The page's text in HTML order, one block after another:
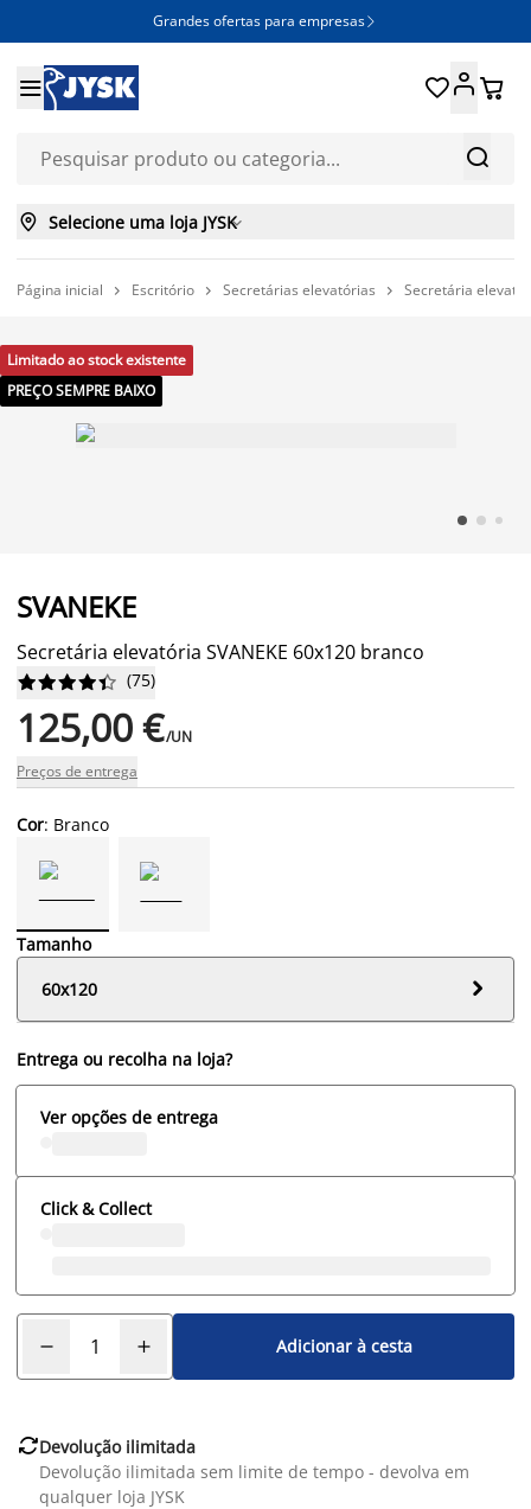
Grandes ofertas para empresas 


 
 Selecione uma loja JYSK
Página inicial  Escritório  Secretárias elevatórias  Secretária
Limitado ao stock existente
PREÇO SEMPRE BAIXO
SVANEKE
Secretária elevatória SVANEKE 60x120 branco





 (75)
125,00 €/UN
Preços de entrega
Cor: Branco
Tamanho
60x120

Entrega ou recolha na loja?
Ver opções de entrega
Click & Collect
Adicionar à cesta
Devolução ilimitada
Devolução ilimitada sem limite de tempo - devolva em
qualquer loja JYSK